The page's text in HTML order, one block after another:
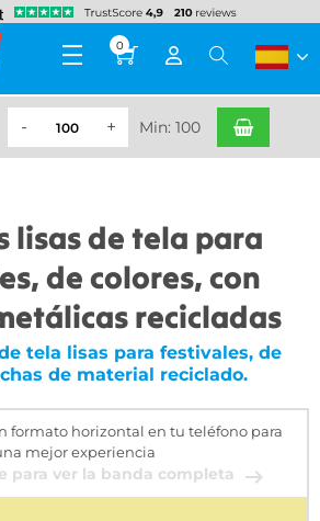
0
Min: 100
lisas de tela para
de colores, con
recicladas
tela lisas para festivales, de
de material reciclado.
formato horizontal en tu teléfono para
mejor experiencia
para ver la banda completa